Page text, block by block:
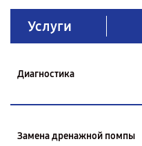
Услуги
Диагностика
Замена дренажной помпы